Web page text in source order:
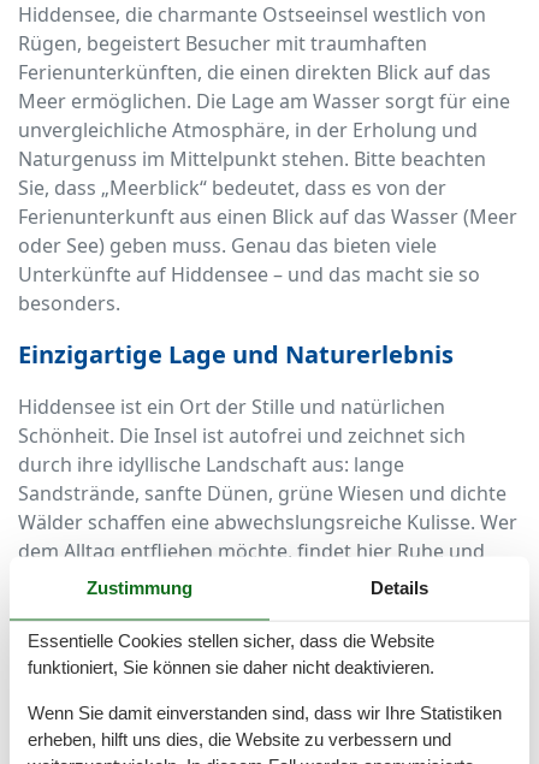
Hiddensee, die charmante Ostseeinsel westlich von
Rügen, begeistert Besucher mit traumhaften
Ferienunterkünften, die einen direkten Blick auf das
Meer ermöglichen. Die Lage am Wasser sorgt für eine
unvergleichliche Atmosphäre, in der Erholung und
Naturgenuss im Mittelpunkt stehen. Bitte beachten
Sie, dass „Meerblick“ bedeutet, dass es von der
Ferienunterkunft aus einen Blick auf das Wasser (Meer
oder See) geben muss. Genau das bieten viele
Unterkünfte auf Hiddensee – und das macht sie so
besonders.
Einzigartige Lage und Naturerlebnis
Hiddensee ist ein Ort der Stille und natürlichen
Schönheit. Die Insel ist autofrei und zeichnet sich
durch ihre idyllische Landschaft aus: lange
Sandstrände, sanfte Dünen, grüne Wiesen und dichte
Wälder schaffen eine abwechslungsreiche Kulisse. Wer
dem Alltag entfliehen möchte, findet hier Ruhe und
Entspannung. Besonders schön ist es, den Tag mit
Blick auf das glitzernde Meer.
Die Auswahl an Ferienunterkünften mit Meerblick auf
Zustimmung Details
Essentielle Cookies stellen sicher, dass die Website
funktioniert, Sie können sie daher nicht deaktivieren.
Wenn Sie damit einverstanden sind, dass wir Ihre Statistiken
erheben, hilft uns dies, die Website zu verbessern und